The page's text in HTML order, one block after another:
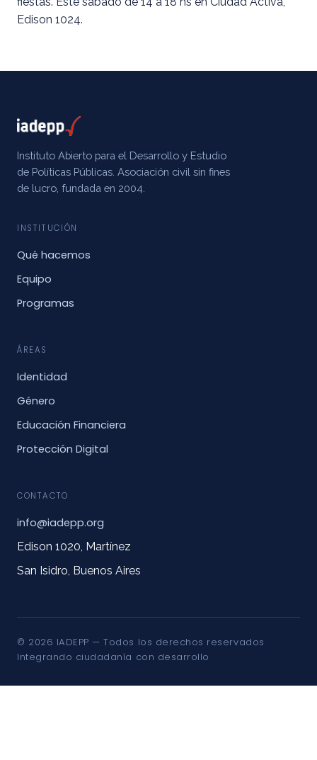
Edison 1024.
Instituto Abierto para el Desarrollo y Estudio
de Políticas Públicas. Asociación civil sin fines
de lucro, fundada en 2004.
INSTITUCIÓN
Qué hacemos
Equipo
Programas
ÁREAS
Identidad
Género
Educación Financiera
Protección Digital
CONTACTO
info@iadepp.org
Edison 1020, Martínez
San Isidro, Buenos Aires
© 2026 IADEPP — Todos los derechos reservados
Integrando ciudadanía con desarrollo